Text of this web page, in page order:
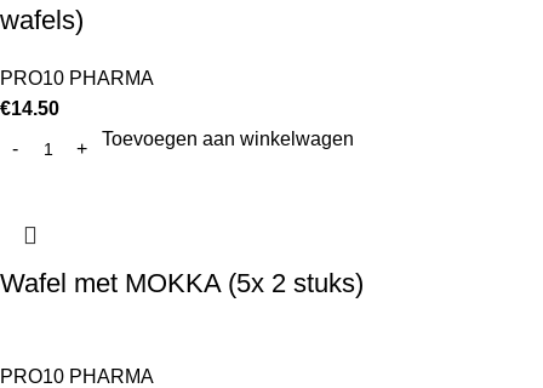
wafels)
PRO10 PHARMA
€14.50
Toevoegen aan winkelwagen
Wafel met MOKKA (5x 2 stuks)
PRO10 PHARMA